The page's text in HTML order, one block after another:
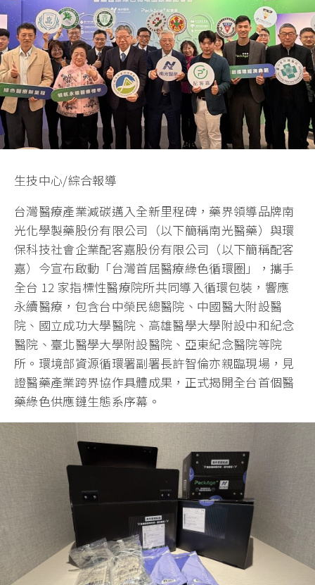
生技中心/綜合報導
台灣醫療產業減碳邁入全新里程碑，藥界領導品牌南
光化學製藥股份有限公司（以下簡稱南光醫藥）與環
保科技社會企業配客嘉股份有限公司（以下簡稱配客
嘉）今宣布啟動「台灣首屆醫療綠色循環圈」，攜手
全台 12 家指標性醫療院所共同導入循環包裝，響應
永續醫療，包含台中榮民總醫院、中國醫大附設醫
院、國立成功大學醫院、高雄醫學大學附設中和紀念
醫院、臺北醫學大學附設醫院、亞東紀念醫院等院
所。環境部資源循環署副署長許智倫亦親臨現場，見
證醫藥產業跨界協作具體成果，正式揭開全台首個醫
藥綠色供應鏈生態系序幕。